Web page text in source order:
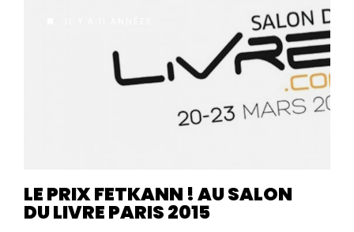
LE PRIX FETKANN ! AU SALON
DU LIVRE PARIS 2015